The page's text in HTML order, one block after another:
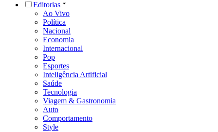
Editorias
Ao Vivo
Política
Nacional
Economia
Internacional
Pop
Esportes
Inteligência Artificial
Saúde
Tecnologia
Viagem & Gastronomia
Auto
Comportamento
Style